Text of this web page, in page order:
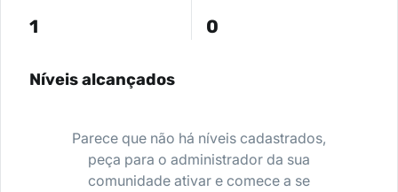
1 0
Níveis alcançados
Parece que não há níveis cadastrados,
peça para o administrador da sua
comunidade ativar e comece a se